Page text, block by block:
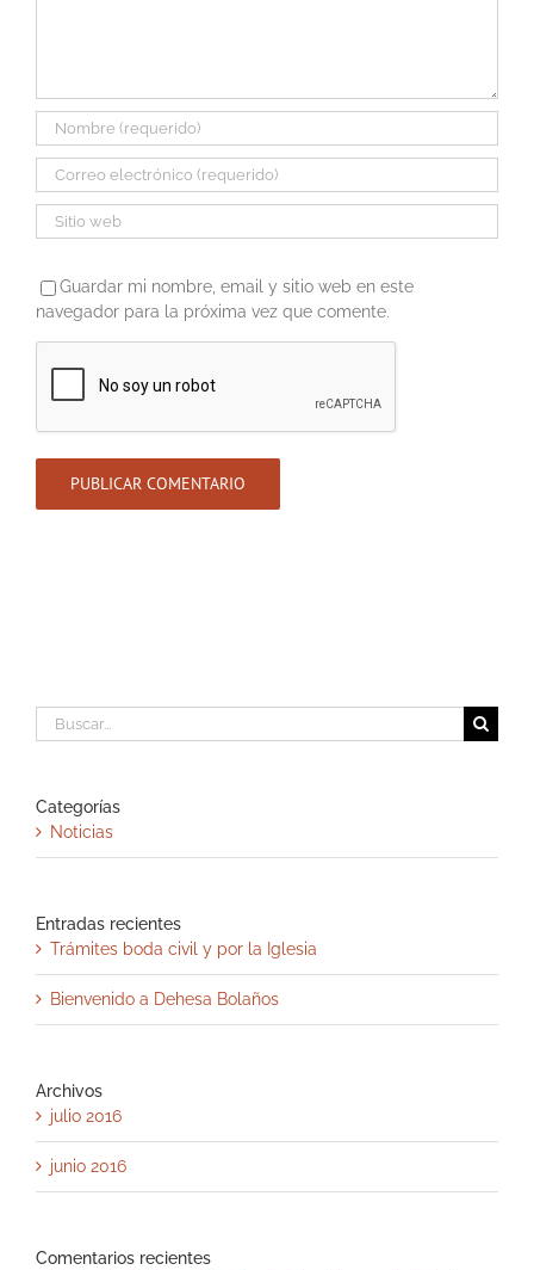
Guardar mi nombre, email y sitio web en este
navegador para la próxima vez que comente.
Buscar:
Categorías
Noticias
Entradas recientes
Trámites boda civil y por la Iglesia
Bienvenido a Dehesa Bolaños
Archivos
julio 2016
junio 2016
Comentarios recientes